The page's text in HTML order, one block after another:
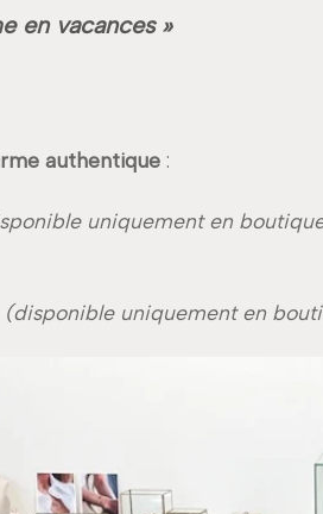
en vacances »
authentique :
uniquement en
(disponible uniquement en